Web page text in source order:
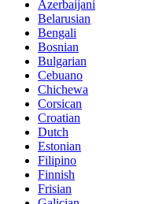
Azerbaijani
Belarusian
Bengali
Bosnian
Bulgarian
Cebuano
Chichewa
Corsican
Croatian
Dutch
Estonian
Filipino
Finnish
Frisian